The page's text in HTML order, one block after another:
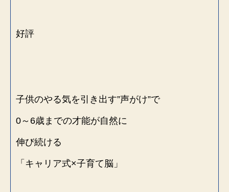
好評
子供のやる気を引き出す”声がけ”で
0～6歳までの才能が自然に
伸び続ける
「キャリア式×子育て脳」